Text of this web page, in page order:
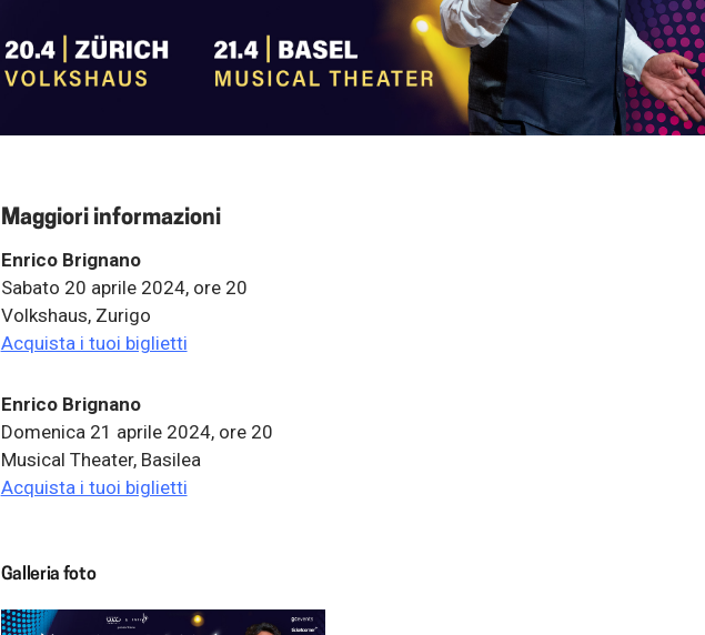
Maggiori informazioni
Enrico Brignano
Sabato 20 aprile 2024, ore 20
Volkshaus, Zurigo
Acquista i tuoi biglietti
Enrico Brignano
Domenica 21 aprile 2024, ore 20
Musical Theater, Basilea
Acquista i tuoi biglietti
Galleria foto